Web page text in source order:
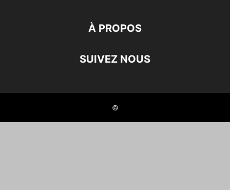
À PROPOS
SUIVEZ NOUS
©